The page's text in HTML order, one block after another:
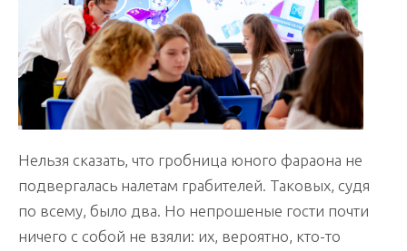
Нельзя сказать, что гробница юного фараона не
подвергалась налетам грабителей. Таковых, судя
по всему, было два. Но непрошеные гости почти
ничего с собой не взяли: их, вероятно, кто-то